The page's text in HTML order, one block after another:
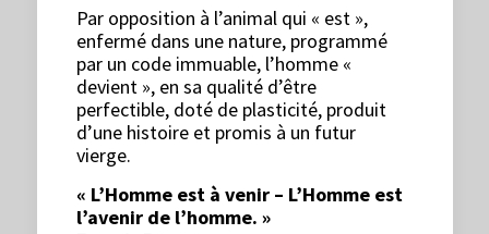
Par opposition à l’animal qui « est »,
enfermé dans une nature, programmé
par un code immuable, l’homme «
devient », en sa qualité d’être
perfectible, doté de plasticité, produit
d’une histoire et promis à un futur
vierge.
« L’Homme est à venir – L’Homme est
l’avenir de l’homme. »